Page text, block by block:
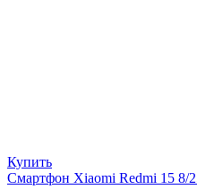
Купить
Смартфон Xiaomi Redmi 15 8/